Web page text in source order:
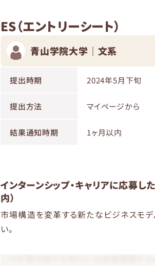
ES（エントリーシート）
青山学院大学｜文系
提出時期 2024年5月下旬
提出方法 マイページから
結果通知時期 1ヶ月以内
インターンシップ・キャリアに応募し
内）
市場構造を変革する新たなビジネスモ
い。